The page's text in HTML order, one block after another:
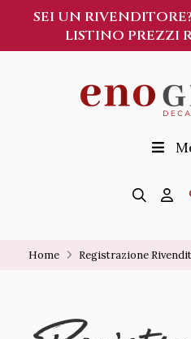
SEI UN RIVENDITORE?
LISTINO PREZZI
Home Registrazione